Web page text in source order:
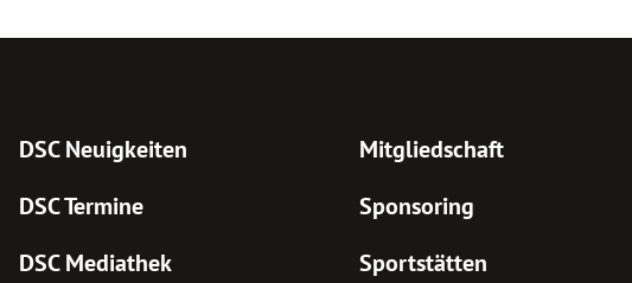
DSC Neuigkeiten
DSC Termine
DSC Mediathek
Mitgliedschaft
Sponsoring
Sportstätten